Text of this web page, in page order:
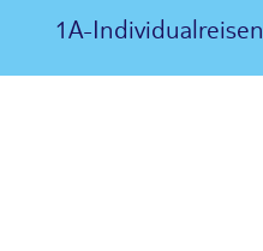
1A-Individualreisen